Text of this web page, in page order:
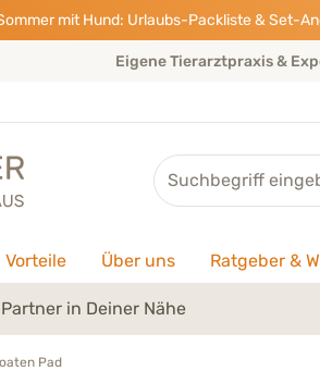
mit Hund: Urlaubs-Packliste & Set-
Eigene Tierarztpraxis &
Suche
Vorteile Über uns Ratgeber &
Partner in Deiner Nähe
Pad